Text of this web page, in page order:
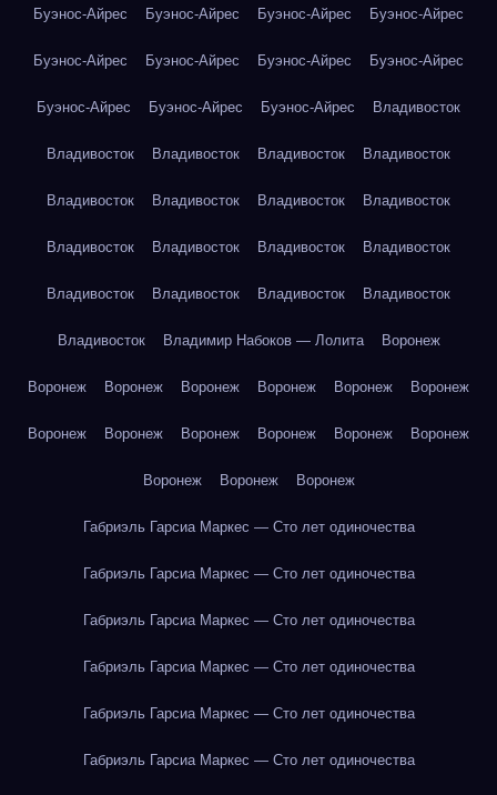
Буэнос-Айрес Буэнос-Айрес Буэнос-Айрес Буэнос-Айрес
Буэнос-Айрес Буэнос-Айрес Буэнос-Айрес Буэнос-Айрес
Буэнос-Айрес Буэнос-Айрес Буэнос-Айрес Владивосток
Владивосток Владивосток Владивосток Владивосток
Владивосток Владивосток Владивосток Владивосток
Владивосток Владивосток Владивосток Владивосток
Владивосток Владивосток Владивосток Владивосток
Владивосток Владимир Набоков — Лолита Воронеж
Воронеж Воронеж Воронеж Воронеж Воронеж Воронеж
Воронеж Воронеж Воронеж Воронеж Воронеж Воронеж
Воронеж Воронеж Воронеж
Габриэль Гарсиа Маркес — Сто лет одиночества
Габриэль Гарсиа Маркес — Сто лет одиночества
Габриэль Гарсиа Маркес — Сто лет одиночества
Габриэль Гарсиа Маркес — Сто лет одиночества
Габриэль Гарсиа Маркес — Сто лет одиночества
Габриэль Гарсиа Маркес — Сто лет одиночества